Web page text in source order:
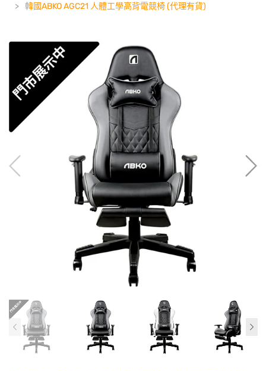
韓國ABKO AGC21 人體工學高背電競椅 (代理有貨)